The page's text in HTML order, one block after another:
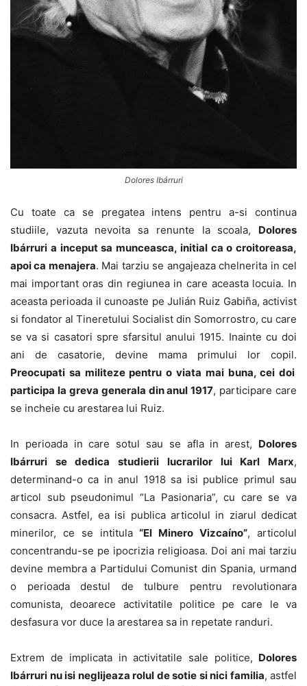
Dolores Ibárruri
Cu toate ca se pregatea intens pentru a-si continua
studiile, vazuta nevoita sa renunte la scoala, Dolores
Ibárruri a inceput sa munceasca, initial ca o croitoreasa,
apoi ca menajera. Mai tarziu se angajeaza chelnerita in cel
mai important oras din regiunea in care aceasta locuia. In
aceasta perioada il cunoaste pe Julián Ruiz Gabiña, activist
si fondator al Tineretului Socialist din Somorrostro, cu care
se va si casatori spre sfarsitul anului 1915. Inainte cu doi
ani de casatorie, devine mama primului lor copil.
Preocupati sa militeze pentru o viata mai buna, cei doi
participa la greva generala din anul 1917, participare care
se incheie cu arestarea lui Ruiz.
In perioada in care sotul sau se afla in arest, Dolores
Ibárruri se dedica studierii lucrarilor lui Karl Marx,
determinand-o ca in anul 1918 sa isi publice primul sau
articol sub pseudonimul “La Pasionaria”, cu care se va
consacra. Astfel, ea isi publica articolul in ziarul dedicat
minerilor, ce se intitula “El Minero Vizcaíno”, articolul
concentrandu-se pe ipocrizia religioasa. Doi ani mai tarziu
devine membra a Partidului Comunist din Spania, urmand
o perioada destul de tulbure pentru revolutionara
comunista, deoarece activitatile politice pe care le va
desfasura vor duce la arestarea sa in repetate randuri.
Extrem de implicata in activitatile sale politice, Dolores
Ibárruri nu isi neglijeaza rolul de sotie si nici familia, astfel